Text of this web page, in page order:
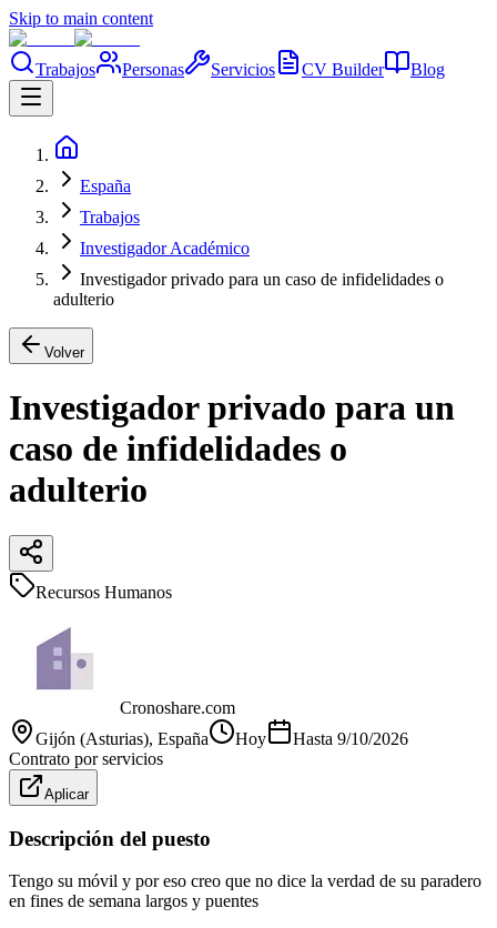
Skip to main content
Trabajos Personas Servicios CV Builder Blog
España
Trabajos
Investigador Académico
Investigador privado para un caso de infidelidades o
adulterio
Volver
Investigador privado para un
caso de infidelidades o
adulterio
Recursos Humanos
Cronoshare.com
Gijón (Asturias), España Hoy Hasta 9/10/2026
Contrato por servicios
Aplicar
Descripción del puesto
Tengo su móvil y por eso creo que no dice la verdad de su paradero
en fines de semana largos y puentes